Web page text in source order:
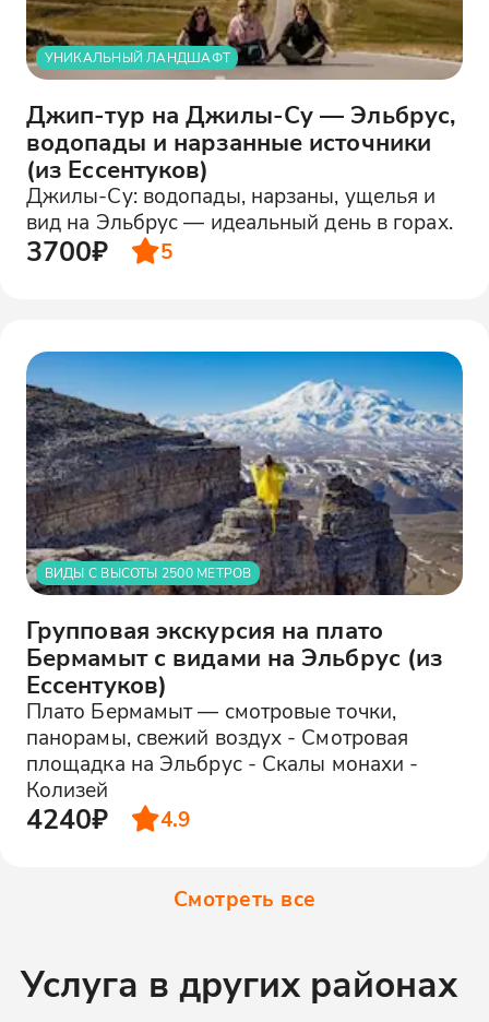
УНИКАЛЬНЫЙ ЛАНДШАФТ
Джип-тур на Джилы-Су — Эльбрус,
водопады и нарзанные источники
(из Ессентуков)
Джилы-Су: водопады, нарзаны, ущелья и
вид на Эльбрус — идеальный день в горах.
3700₽ 5
ВИДЫ С ВЫСОТЫ 2500 МЕТРОВ
Групповая экскурсия на плато
Бермамыт с видами на Эльбрус (из
Ессентуков)
Плато Бермамыт — смотровые точки,
панорамы, свежий воздух - Смотровая
площадка на Эльбрус - Скалы монахи -
Колизей
4240₽ 4.9
Смотреть все
Услуга в других районах